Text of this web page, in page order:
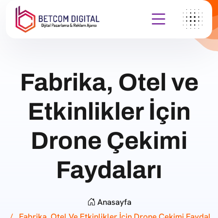
Fabrika, Otel ve
Etkinlikler İçin
Drone Çekimi
Faydaları
Anasayfa